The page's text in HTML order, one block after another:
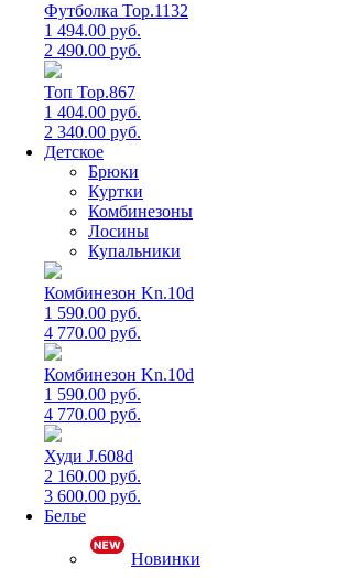
Футболка Top.1132
1 494.00 руб.
2 490.00 руб.
Топ Top.867
1 404.00 руб.
2 340.00 руб.
Детское
Брюки
Куртки
Комбинезоны
Лосины
Купальники
Комбинезон Kn.10d
1 590.00 руб.
4 770.00 руб.
Комбинезон Kn.10d
1 590.00 руб.
4 770.00 руб.
Худи J.608d
2 160.00 руб.
3 600.00 руб.
Белье
Новинки